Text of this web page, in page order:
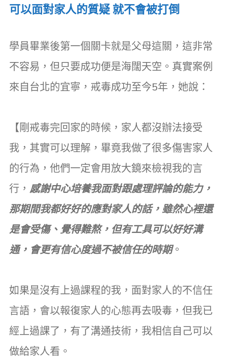
可以面對家人的質疑 就不會被打倒
學員畢業後第一個關卡就是父母這關，這非常
不容易，但只要成功便是海闊天空。真實案例
來自台北的宜寧，戒毒成功至今5年，她說：
【剛戒毒完回家的時候，家人都沒辦法接受
我，其實可以理解，畢竟我做了很多傷害家人
的行為，他們一定會用放大鏡來檢視我的言
行， 感謝中心培養我面對跟處理評論的能力，
那期間我都好好的應對家人的話，雖然心裡還
是會受傷、覺得難熬，但有工具可以好好溝
通，會更有信心度過不被信任的時期。
如果是沒有上過課程的我，面對家人的不信任
言語，會以報復家人的心態再去吸毒，但我已
經上過課了，有了溝通技術，我相信自己可以
做給家人看。